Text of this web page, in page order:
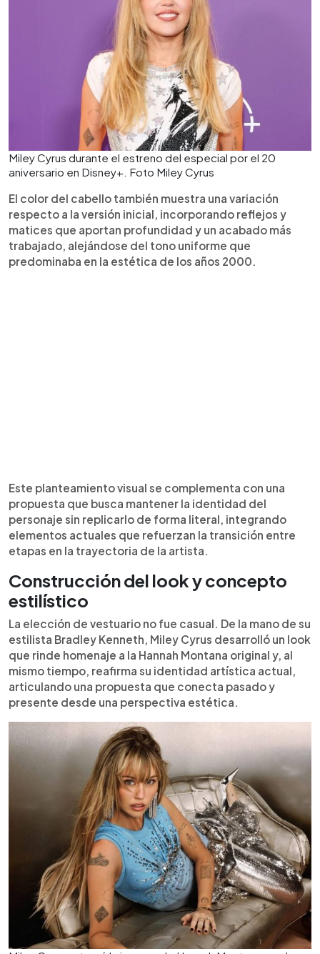
Miley Cyrus durante el estreno del especial por el 20
aniversario en Disney+. Foto Miley Cyrus
El color del cabello también muestra una variación
respecto a la versión inicial, incorporando reflejos y
matices que aportan profundidad y un acabado más
trabajado, alejándose del tono uniforme que
predominaba en la estética de los años 2000.
Este planteamiento visual se complementa con una
propuesta que busca mantener la identidad del
personaje sin replicarlo de forma literal, integrando
elementos actuales que refuerzan la transición entre
etapas en la trayectoria de la artista.
Construcción del look y concepto
estilístico
La elección de vestuario no fue casual. De la mano de su
estilista Bradley Kenneth, Miley Cyrus desarrolló un look
que rinde homenaje a la Hannah Montana original y, al
mismo tiempo, reafirma su identidad artística actual,
articulando una propuesta que conecta pasado y
presente desde una perspectiva estética.